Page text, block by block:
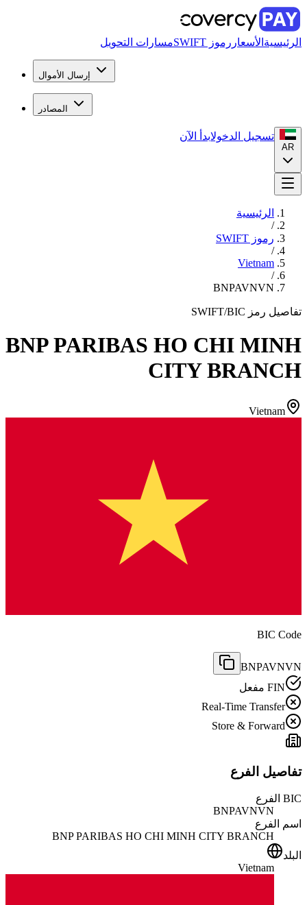
الرئيسية الأسعار رموز SWIFT مسارات التحويل
إرسال الأموال
المصادر
AR
تسجيل الدخولابدأ الآن
الرئيسية
/
رموز SWIFT
/
Vietnam
/
BNPAVNVN
تفاصيل رمز SWIFT/BIC
BNP PARIBAS HO CHI MINH
CITY BRANCH
Vietnam
BIC Code
BNPAVNVN
FIN مفعل
Real-Time Transfer
Store & Forward
تفاصيل الفرع
BIC الفرع
BNPAVNVN
اسم الفرع
BNP PARIBAS HO CHI MINH CITY BRANCH
البلد
Vietnam